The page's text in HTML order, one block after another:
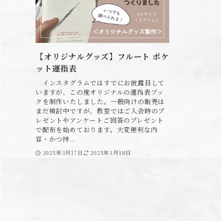
【オリジナルグッズ】フルート ポケ
ット運指表
インスタグラムではすでにお披露目して
いますが、この度オリジナルの運指表ブッ
クを制作いたしました。一般向けの販売は
まだ検討中ですが、教室ではご入会時のプ
レゼントやアンケートご回答のプレゼント
で配布を始めております。大変便利な内
容・かつ持...
2025年3月17日 2025年3月18日